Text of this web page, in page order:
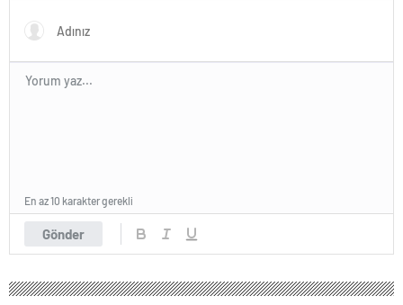
Gönder
En az 10 karakter gerekli